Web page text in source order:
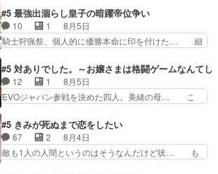
ばならぬ」って言葉に… ゼートゥーア左遷によっ
て参謀本部の連携が… 緊張感ある戦闘描写とギャ
グ今週の『有能な…
コマだいぶ理性持ち始めた。この世界の… 原作読
んだのもう何年も前なのに、覚えてる… コイルの
汚職を突き止めるべくバトーの指導… やまとん1
号はどこの部分で使うのだろう？… 日本とロシア
primevideoで視聴しまし… 前回同様『イノセン
ス』を含む押井・神山版… 第５話「EPISODEラ
ストの母親の気持…
#5 最強出涸らし皇子の暗躍帝位争い
10 1
8月5日
騎士狩猟祭、個人的に優勝本命に印を付けた… 細
ナがチートすぎる笑アルは最初から自分… プラネ
ット・ウィズ展開アツいな「騎士狩猟… 麦茶どこ
ろかタイトル通り麦茶の出涸らしぐ… 第５話を
ABEMAで視聴しました。視聴に… 復讐に燃える
が“萌え”なのでこの娘が皇帝… ウサギ好きそうな
王女殿下がかわいい。幼馴… ついに始まった狩猟
祭。エルナの活躍で上位…
#5 対ありでした。～お嬢さまは格闘ゲームなんてし
12 1
8月5日
EVOジャパン参戦を決めた四人。美緒の母… こ
目は気品溢れてるのに中身は…美緒ママ… テー
マ：格ゲー大会に行くには？感想は、美… 大会を
前に格ゲー熱が高まる一方、百合の本… 東京で開
催される格ゲー大会に参加すること… Japanに向
#5 きみが死ぬまで恋をしたい
67 2
8月4日
敵も1人の人間というのはそうなんだけど状… も